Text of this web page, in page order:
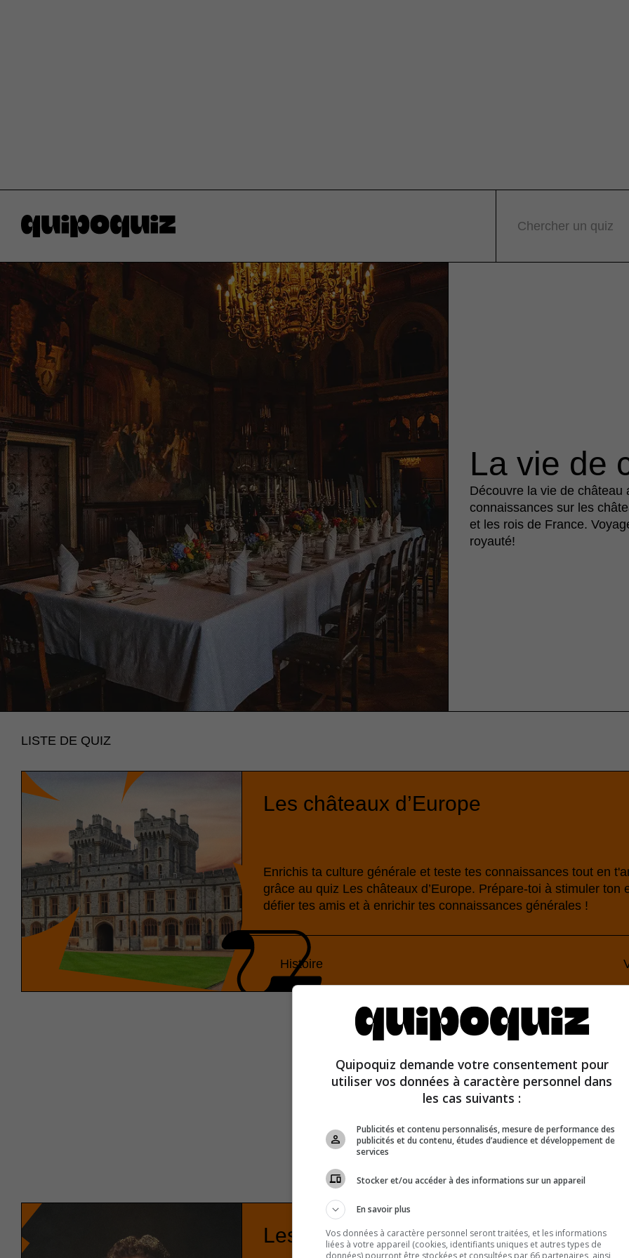
Chercher un quiz
La vie de
Découvre la vie de château
connaissances sur les
et les rois de France.
royauté!
LISTE DE QUIZ
Les châteaux d’Europe
Enrichis ta culture générale et teste tes connaissances tout en
grâce au quiz Les châteaux d’Europe. Prépare-toi à stimuler ton
défier tes amis et à enrichir tes connaissances générales !
Histoire
Les reines
Quipoquiz demande votre consentement pour
utiliser vos données à caractère personnel dans
les cas suivants :
Publicités et contenu personnalisés, mesure de performance des
publicités et du contenu, études d’audience et développement de
services
Stocker et/ou accéder à des informations sur un appareil
En savoir plus
Vos données à caractère personnel seront traitées, et les informations
liées à votre appareil (cookies, identifiants uniques et autres types de
données) pourront être stockées et consultées par 66 partenaires, ainsi